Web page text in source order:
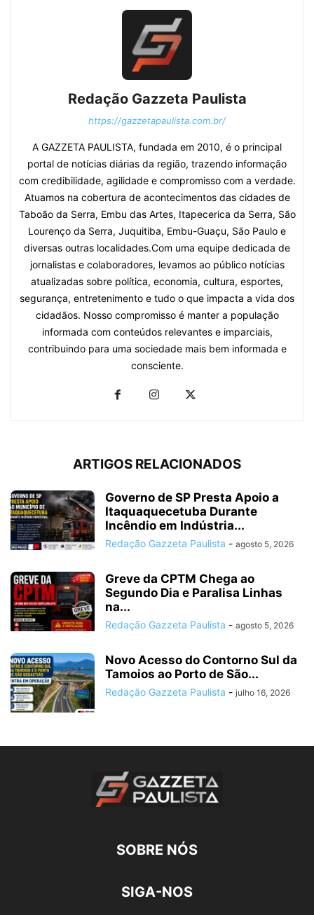
Redação Gazzeta Paulista
https://gazzetapaulista.com.br/
A GAZZETA PAULISTA, fundada em 2010, é o principal
portal de notícias diárias da região, trazendo informação
com credibilidade, agilidade e compromisso com a verdade.
Atuamos na cobertura de acontecimentos das cidades de
Taboão da Serra, Embu das Artes, Itapecerica da Serra, São
Lourenço da Serra, Juquitiba, Embu-Guaçu, São Paulo e
diversas outras localidades.Com uma equipe dedicada de
jornalistas e colaboradores, levamos ao público notícias
atualizadas sobre política, economia, cultura, esportes,
segurança, entretenimento e tudo o que impacta a vida dos
cidadãos. Nosso compromisso é manter a população
informada com conteúdos relevantes e imparciais,
contribuindo para uma sociedade mais bem informada e
consciente.
ARTIGOS RELACIONADOS
Governo de SP Presta Apoio a
Itaquaquecetuba Durante
Incêndio em Indústria...
Redação Gazzeta Paulista - agosto 5, 2026
Greve da CPTM Chega ao
Segundo Dia e Paralisa Linhas
na...
Redação Gazzeta Paulista - agosto 5, 2026
Novo Acesso do Contorno Sul da
Tamoios ao Porto de São...
Redação Gazzeta Paulista - julho 16, 2026
SOBRE NÓS
SIGA-NOS